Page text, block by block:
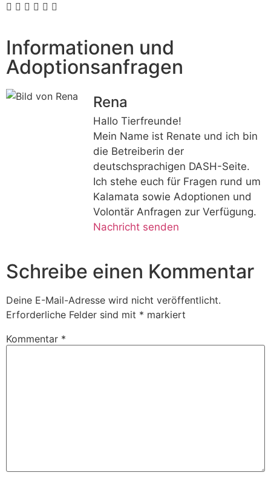
Informationen und
Adoptionsanfragen
Rena
Hallo Tierfreunde!
Mein Name ist Renate und ich bin
die Betreiberin der
deutschsprachigen DASH-Seite.
Ich stehe euch für Fragen rund um
Kalamata sowie Adoptionen und
Volontär Anfragen zur Verfügung.
Nachricht senden
Schreibe einen Kommentar
Deine E-Mail-Adresse wird nicht veröffentlicht.
Erforderliche Felder sind mit * markiert
Kommentar *